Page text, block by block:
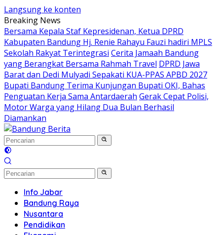
Langsung ke konten
Breaking News
Bersama Kepala Staf Kepresidenan, Ketua DPRD
Kabupaten Bandung Hj. Renie Rahayu Fauzi hadiri MPLS
Sekolah Rakyat Terintegrasi Cerita Jamaah Bandung
yang Berangkat Bersama Rahmah Travel DPRD Jawa
Barat dan Dedi Mulyadi Sepakati KUA-PPAS APBD 2027
Bupati Bandung Terima Kunjungan Bupati OKI, Bahas
Penguatan Kerja Sama Antardaerah Gerak Cepat Polisi,
Motor Warga yang Hilang Dua Bulan Berhasil
Diamankan
Info Jabar
Bandung Raya
Nusantara
Pendidikan